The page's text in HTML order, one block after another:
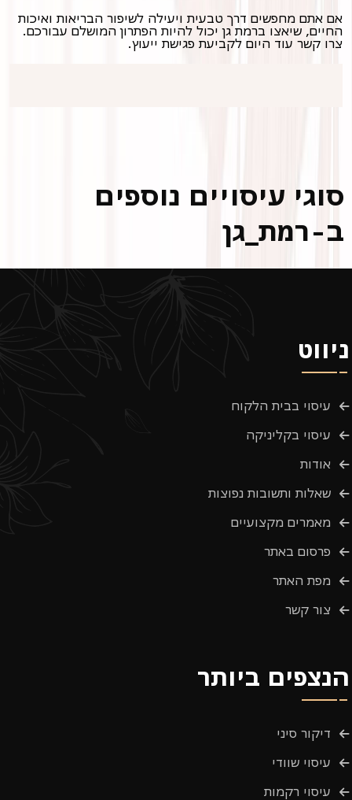
צרו קשר עוד היום לקביעת פגישת ייעוץ.
סוגי עיסויים נוספים
ב-רמת_גן
ניווט
עיסוי בבית הלקוח
עיסוי בקליניקה
אודות
שאלות ותשובות נפוצות
מאמרים מקצועיים
פרסום באתר
מפת האתר
צור קשר
הנצפים ביותר
דיקור סיני
עיסוי שוודי
עיסוי רקמות